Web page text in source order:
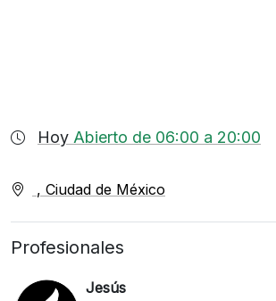
Hoy Abierto de 06:00 a 20:00
, Ciudad de México
Profesionales
Jesús